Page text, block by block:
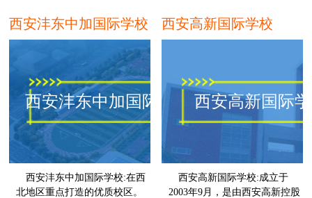
西安沣东中加国际学校
西安沣东中加国际学校
西安沣东中加国际学校:在西
北地区重点打造的优质校区。
西安高新国际学校
西安高新国际
西安高新国际学校:成立于
2003年9月，是由西安高新控股